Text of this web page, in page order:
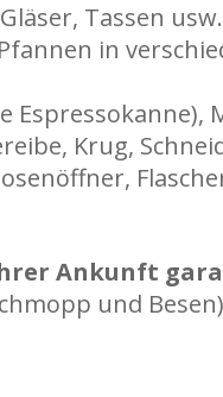
Tassen
in
Espressokanne),
Krug,
Ankunft
und